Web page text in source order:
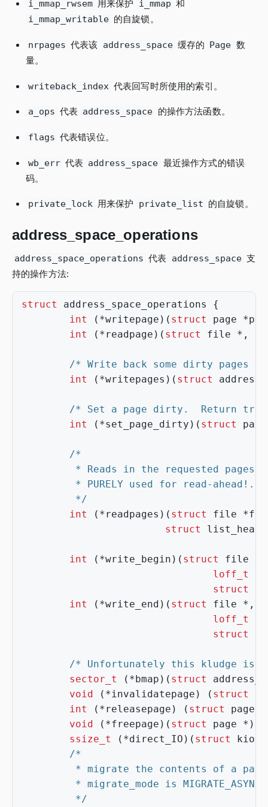
i_mmap_rwsem 用来保护 i_mmap 和
i_mmap_writable 的自旋锁。
nrpages 代表该 address_space 缓存的 Page 数
量。
writeback_index 代表回写时所使用的索引。
a_ops 代表 address_space 的操作方法函数。
flags 代表错误位。
wb_err 代表 address_space 最近操作方式的错误
码。
private_lock 用来保护 private_list 的自旋锁。
address_space_operations
address_space_operations 代表 address_space 支
持的操作方法:
struct address_space_operations
{
int
( *writepage )( struct page *
int
( *readpage )( struct file * ,
/* Write back some dirty pages
int
( *writepages )( struct
/* Set a page dirty.  Return
int
( *set_page_dirty )( struct page
         */
int
( *readpages )( struct file *
struct
list_head
int ( *write_begin )( struct file
loff_t
struct
int
( *write_end )( struct file * ,
loff_t
struct
/* Unfortunately this kludge is
sector_t
( *bmap )( struct
void
( *invalidatepage ) ( struct
int
( *releasepage ) ( struct page
void
( *freepage )( struct page * );
ssize_t
( *direct_IO )( struct
kiocb
         */